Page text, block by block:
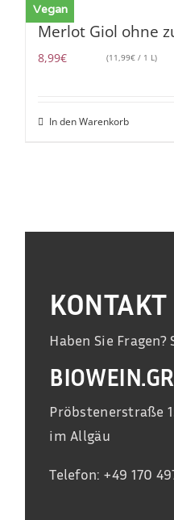
Vegan
Merlot Giol ohne
8,99€ (11,99€ / 1 L)
In den Warenkorb
KONTAKT
Haben Sie
Pröbstenerstraße
im Allgäu
Telefon: +49 170